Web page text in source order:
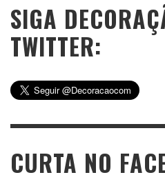
SIGA
TWITTER:
CURTA NO